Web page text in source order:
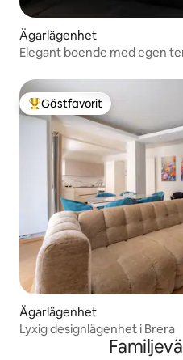
Ägarlägenhet
Elegant boende med egen
Populär gästfavorit
Gästfavorit
Ägarlägenhet
Lyxig designlägenhet i Brera